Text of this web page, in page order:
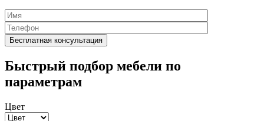
Быстрый подбор мебели по
параметрам
Цвет